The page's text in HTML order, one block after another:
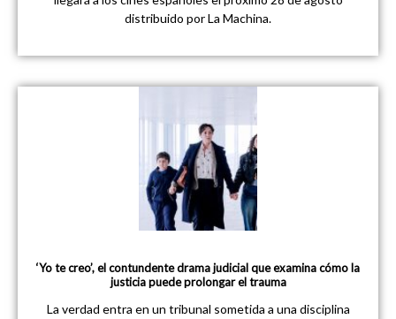
distribuido por La Machina.
‘Yo te creo’, el contundente drama judicial que examina cómo la
justicia puede prolongar el trauma
La verdad entra en un tribunal sometida a una disciplina